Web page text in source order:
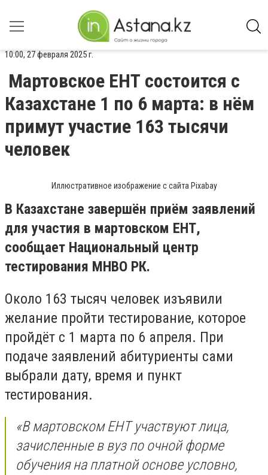
10:00, 27 февраля 2025 г.
Мартовское ЕНТ состоится с
Казахстане 1 по 6 марта: в нём
примут участие 163 тысячи
человек
Иллюстративное изображение с сайта Pixabay
В Казахстане завершён приём заявлений
для участия в мартовском ЕНТ,
сообщает Национальный центр
тестирования МНВО РК.
Около 163 тысяч человек изъявили
желание пройти тестирование, которое
пройдёт с 1 марта по 6 апреля. При
подаче заявлений абитуриенты сами
выбрали дату, время и пункт
тестирования.
«В мартовском ЕНТ участвуют лица,
зачисленные в вуз по очной форме
обучения на платной основе условно,